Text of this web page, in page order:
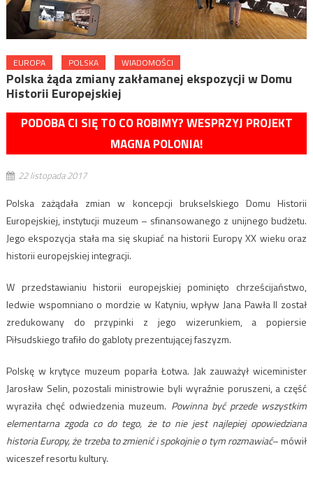
EUROPA POLSKA WIADOMOŚCI
Polska żąda zmiany zakłamanej ekspozycji w Domu
Historii Europejskiej
PODOBA CI SIĘ TO CO ROBIMY? WESPRZYJ PROJEKT
MAGNA POLONIA!
22 listopada 2017
Polska zażądała zmian w koncepcji brukselskiego Domu Historii
Europejskiej, instytucji muzeum – sfinansowanego z unijnego budżetu.
Jego ekspozycja stała ma się skupiać na historii Europy XX wieku oraz
historii europejskiej integracji.
W przedstawianiu historii europejskiej pominięto chrześcijaństwo,
ledwie wspomniano o mordzie w Katyniu, wpływ Jana Pawła II został
zredukowany do przypinki z jego wizerunkiem, a popiersie
Piłsudskiego trafiło do gabloty prezentującej faszyzm.
Polskę w krytyce muzeum poparła Łotwa. Jak zauważył wiceminister
Jarosław Selin, pozostali ministrowie byli wyraźnie poruszeni, a część
wyraziła chęć odwiedzenia muzeum. Powinna być przede wszystkim
elementarna zgoda co do tego, że to nie jest najlepiej opowiedziana
historia Europy, że trzeba to zmienić i spokojnie o tym rozmawiać– mówił
wiceszef resortu kultury.